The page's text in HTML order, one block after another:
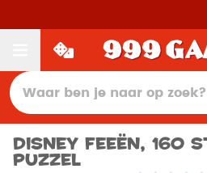
Disney Feeën, 160
Puzzel